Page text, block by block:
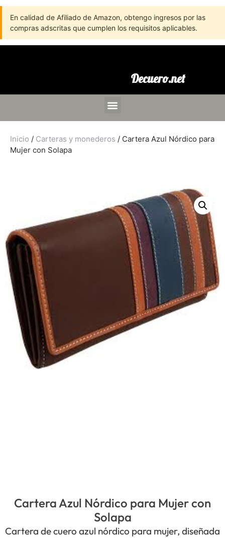
En calidad de Afiliado de Amazon, obtengo ingresos por las
compras adscritas que cumplen los requisitos aplicables.
Decuero.net
Inicio / Carteras y monederos / Cartera Azul Nórdico para
Mujer con Solapa
Cartera Azul Nórdico para Mujer con
Solapa
Cartera de cuero azul nórdico para mujer, diseñada